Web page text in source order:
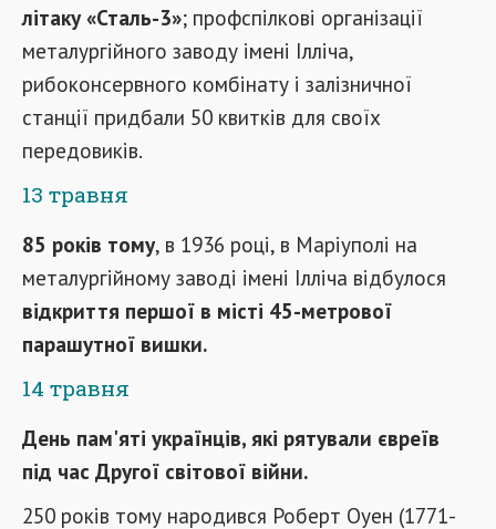
літаку «Сталь-3»; профспілкові організації
металургійного заводу імені Ілліча,
рибоконсервного комбінату і залізничної
станції придбали 50 квитків для своїх
передовиків.
13 травня
85 років тому, в 1936 році, в Маріуполі на
металургійному заводі імені Ілліча відбулося
відкриття першої в місті 45-метрової
парашутної вишки.
14 травня
День пам'яті українців, які рятували євреїв
під час Другої світової війни.
250 років тому народився Роберт Оуен (1771-